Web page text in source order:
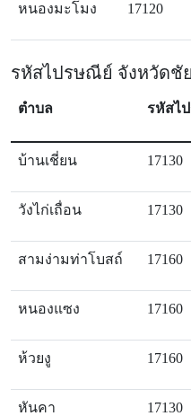
หนองมะโมง 17120
รหัสไปรษณีย์ จังหวัดชั
ตำบล รหัสไ
บ้านเชี่ยน 17130
วังไก่เถื่อน 17130
สามง่ามท่าโบสถ์ 17160
หนองแซง 17160
ห้วยงู 17160
หันคา 17130